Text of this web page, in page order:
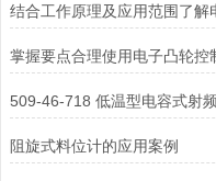
掌握要点合理使用电子凸轮控
阻旋式料位计的应用案例